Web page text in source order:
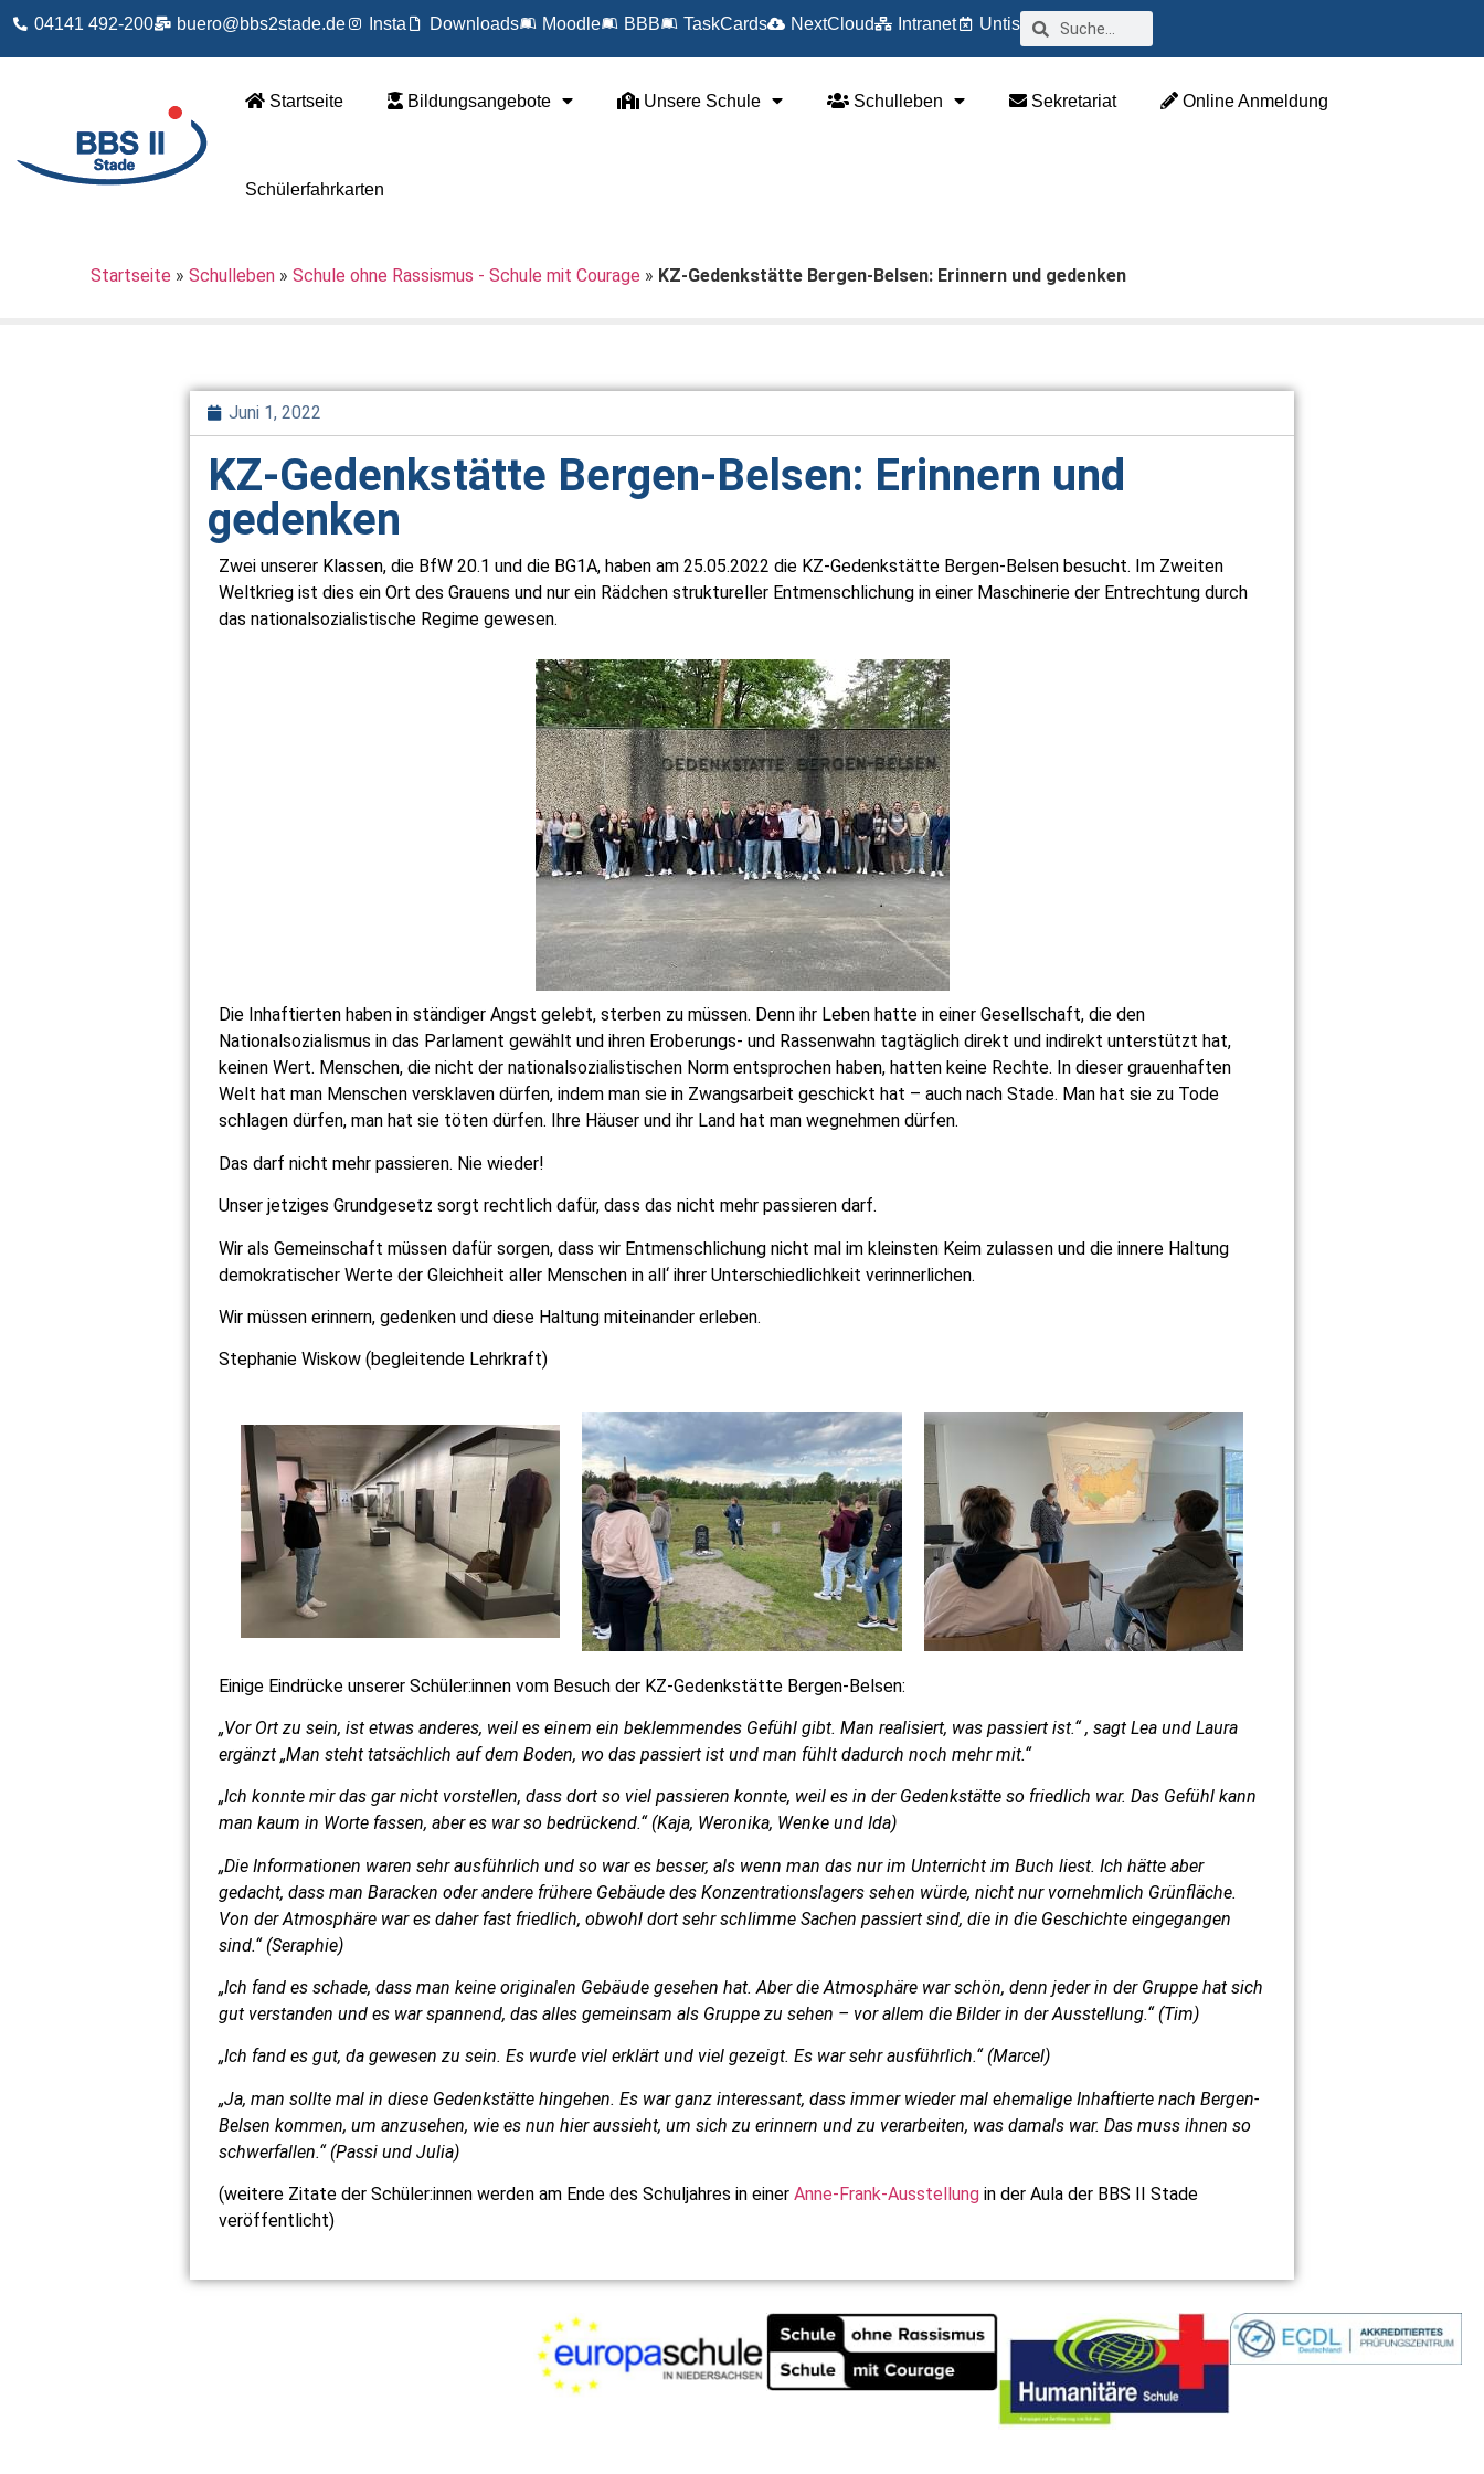
04141 492-200 buero@bbs2stade.de Insta Downloads Moodle BBB TaskCards NextCloud Intranet Untis
Startseite Bildungsangebote Unsere Schule Schulleben Sekretariat Online Anmeldung
Schülerfahrkarten
Startseite » Schulleben » Schule ohne Rassismus - Schule mit Courage » KZ-Gedenkstätte Bergen-Belsen: Erinnern und gedenken
Juni 1, 2022
KZ-Gedenkstätte Bergen-Belsen: Erinnern und
gedenken
Zwei unserer Klassen, die BfW 20.1 und die BG1A, haben am 25.05.2022 die KZ-Gedenkstätte Bergen-Belsen besucht. Im Zweiten
Weltkrieg ist dies ein Ort des Grauens und nur ein Rädchen struktureller Entmenschlichung in einer Maschinerie der Entrechtung durch
das nationalsozialistische Regime gewesen.
Die Inhaftierten haben in ständiger Angst gelebt, sterben zu müssen. Denn ihr Leben hatte in einer Gesellschaft, die den
Nationalsozialismus in das Parlament gewählt und ihren Eroberungs- und Rassenwahn tagtäglich direkt und indirekt unterstützt hat,
keinen Wert. Menschen, die nicht der nationalsozialistischen Norm entsprochen haben, hatten keine Rechte. In dieser grauenhaften
Welt hat man Menschen versklaven dürfen, indem man sie in Zwangsarbeit geschickt hat – auch nach Stade. Man hat sie zu Tode
schlagen dürfen, man hat sie töten dürfen. Ihre Häuser und ihr Land hat man wegnehmen dürfen.
Das darf nicht mehr passieren. Nie wieder!
Unser jetziges Grundgesetz sorgt rechtlich dafür, dass das nicht mehr passieren darf.
Wir als Gemeinschaft müssen dafür sorgen, dass wir Entmenschlichung nicht mal im kleinsten Keim zulassen und die innere Haltung
demokratischer Werte der Gleichheit aller Menschen in all‘ ihrer Unterschiedlichkeit verinnerlichen.
Wir müssen erinnern, gedenken und diese Haltung miteinander erleben.
Stephanie Wiskow (begleitende Lehrkraft)
Einige Eindrücke unserer Schüler:innen vom Besuch der KZ-Gedenkstätte Bergen-Belsen:
„Vor Ort zu sein, ist etwas anderes, weil es einem ein beklemmendes Gefühl gibt. Man realisiert, was passiert ist.“ , sagt Lea und Laura
ergänzt „Man steht tatsächlich auf dem Boden, wo das passiert ist und man fühlt dadurch noch mehr mit.“
„Ich konnte mir das gar nicht vorstellen, dass dort so viel passieren konnte, weil es in der Gedenkstätte so friedlich war. Das Gefühl kann
man kaum in Worte fassen, aber es war so bedrückend.“ (Kaja, Weronika, Wenke und Ida)
„Die Informationen waren sehr ausführlich und so war es besser, als wenn man das nur im Unterricht im Buch liest. Ich hätte aber
gedacht, dass man Baracken oder andere frühere Gebäude des Konzentrationslagers sehen würde, nicht nur vornehmlich Grünfläche.
Von der Atmosphäre war es daher fast friedlich, obwohl dort sehr schlimme Sachen passiert sind, die in die Geschichte eingegangen
sind.“ (Seraphie)
„Ich fand es schade, dass man keine originalen Gebäude gesehen hat. Aber die Atmosphäre war schön, denn jeder in der Gruppe hat sich
gut verstanden und es war spannend, das alles gemeinsam als Gruppe zu sehen – vor allem die Bilder in der Ausstellung.“ (Tim)
„Ich fand es gut, da gewesen zu sein. Es wurde viel erklärt und viel gezeigt. Es war sehr ausführlich.“ (Marcel)
„Ja, man sollte mal in diese Gedenkstätte hingehen. Es war ganz interessant, dass immer wieder mal ehemalige Inhaftierte nach Bergen-
Belsen kommen, um anzusehen, wie es nun hier aussieht, um sich zu erinnern und zu verarbeiten, was damals war. Das muss ihnen so
schwerfallen.“ (Passi und Julia)
(weitere Zitate der Schüler:innen werden am Ende des Schuljahres in einer Anne-Frank-Ausstellung in der Aula der BBS II Stade
veröffentlicht)